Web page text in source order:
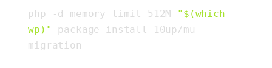
php -d memory_limit=512M " $(which
wp) "
package install 10up/mu-
migration